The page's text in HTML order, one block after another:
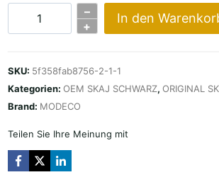
(COLOUR
86)
Menge
–
+
In den
SKU: 5f358fab8756-2-1-1
Kategorien: OEM SKAJ SCHWARZ, ORIGINAL
Brand: MODECO
Teilen Sie Ihre Meinung mit